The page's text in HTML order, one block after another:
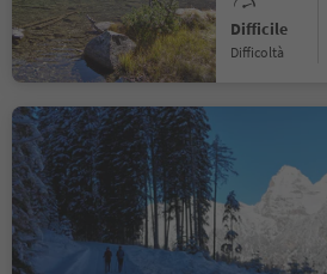
Difficile
Difficoltà
Ladurns
Fleres,
Facile